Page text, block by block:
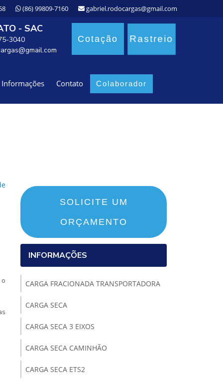
(86) 99809-7160 gabriel.rodocargas@gmail.com
- SAC
3040
Cotação Rastreio
Informações Contato Colaborador
SOLICITE UM
ORÇAMENTO
INFORMAÇÕES
CARGA FRACIONADA TRANSPORTADORA
CARGA SECA
CARGA SECA 3 EIXOS
CARGA SECA CAMINHÃO
CARGA SECA ETS2